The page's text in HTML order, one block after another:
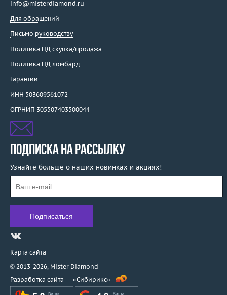
info@misterdiamond.ru
Для обращений
Письмо руководству
Политика ПД скупка/продажа
Политика ПД ломбард
Гарантии
ИНН 503609561072
ОГРНИП 305507403500044
ПОДПИСКА НА РАССЫЛКУ
Узнайте больше о наших новинках и акциях!
Карта сайта
© 2013-2026, Mister Diamond
Разработка сайта — «Сибирикс»